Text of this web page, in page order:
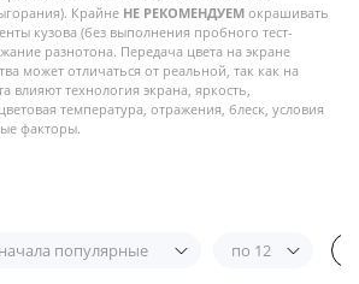
Крайне НЕ РЕКОМЕНДУЕМ окрашивать
кузова (без выполнения пробного тест-
разнотона. Передача цвета на экране
может отличаться от реальной, так как на
влияют технология экрана, яркость,
температура, отражения, блеск, условия
факторы.
популярные по 12